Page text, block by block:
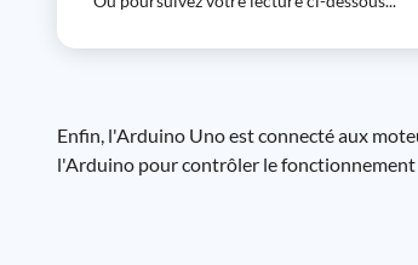
Enfin, l'Arduino Uno est connecté aux
l'Arduino pour contrôler le